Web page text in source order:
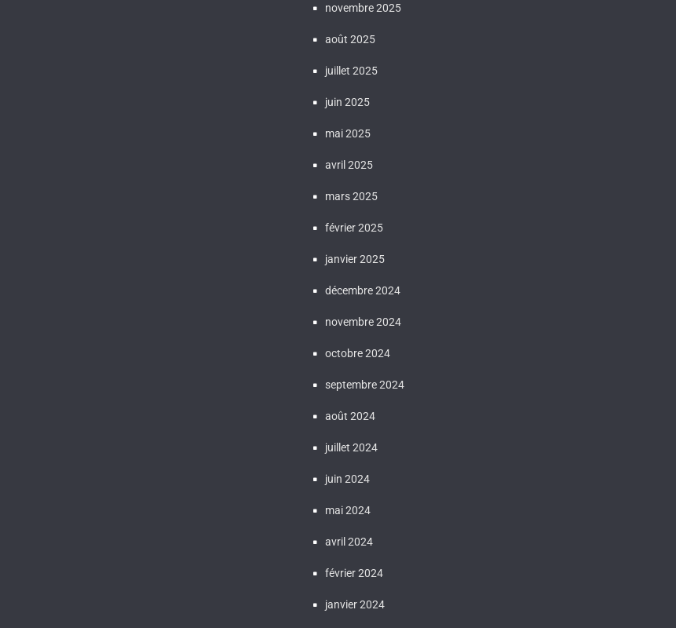
novembre 2025
août 2025
juillet 2025
juin 2025
mai 2025
avril 2025
mars 2025
février 2025
janvier 2025
décembre 2024
novembre 2024
octobre 2024
septembre 2024
août 2024
juillet 2024
juin 2024
mai 2024
avril 2024
février 2024
janvier 2024